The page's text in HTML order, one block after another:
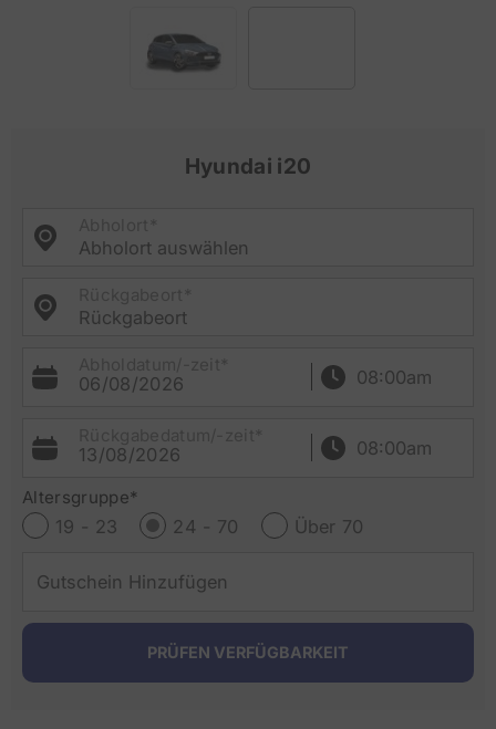
Hyundai i20
Abholort auswählen
Rückgabeort
06/08/2026
13/08/2026
Altersgruppe*
19 - 23 24 - 70 Über 70